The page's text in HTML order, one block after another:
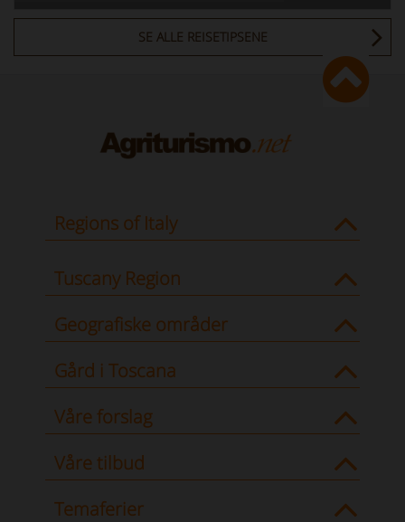
SE ALLE REISETIPSENE
Regions of Italy
Tuscany Region
Geografiske områder
Gård i Toscana
Våre forslag
Våre tilbud
Temaferier